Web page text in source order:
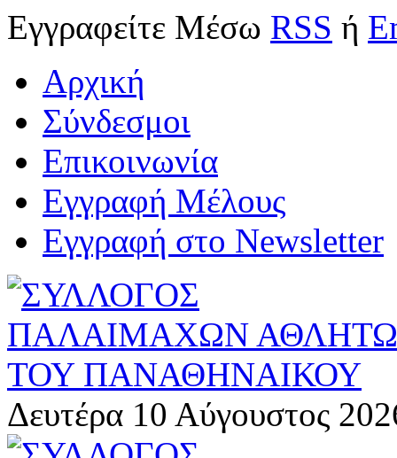
Εγγραφείτε Μέσω RSS ή
Αρχική
Σύνδεσμοι
Επικοινωνία
Εγγραφή Μέλους
Εγγραφή στο Newsletter
Δευτέρα 10 Αύγουστος